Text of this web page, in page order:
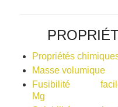
Propriétés
Masse
Fusibilité facile
Mg